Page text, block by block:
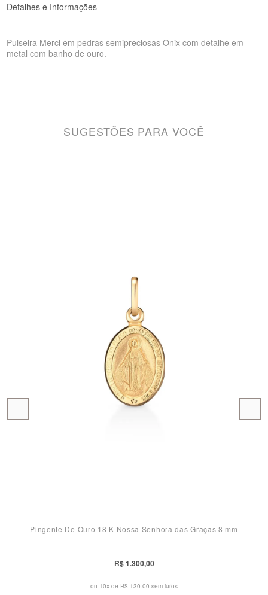
Detalhes e Informações
Pulseira Merci em pedras semipreciosas Onix com detalhe em
metal com banho de ouro.
SUGESTÕES PARA VOCÊ
Pingente De Ouro 18 K Nossa Senhora das Graças 8 mm
R$ 1.300,00
ou 10x de R$ 130,00 sem juros